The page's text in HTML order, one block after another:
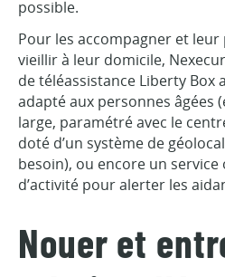
possible.
Pour les accompagner et
vieillir à leur domicile,
de téléassistance Liberty Box
adapté aux personnes âgées
large, paramétré avec le
doté d’un système de
besoin), ou encore un
d’activité pour alerter les
Nouer et